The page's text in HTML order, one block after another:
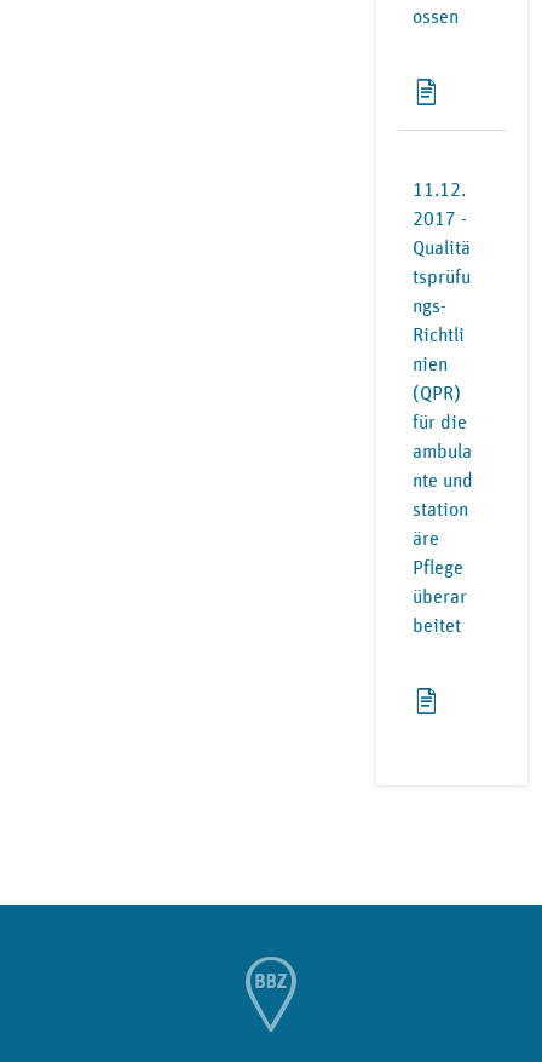
ossen
11.12.
2017 -
Qualitä
tsprüfu
ngs-
Richtli
nien
(QPR)
für die
ambula
nte und
station
äre
Pflege
überar
beitet